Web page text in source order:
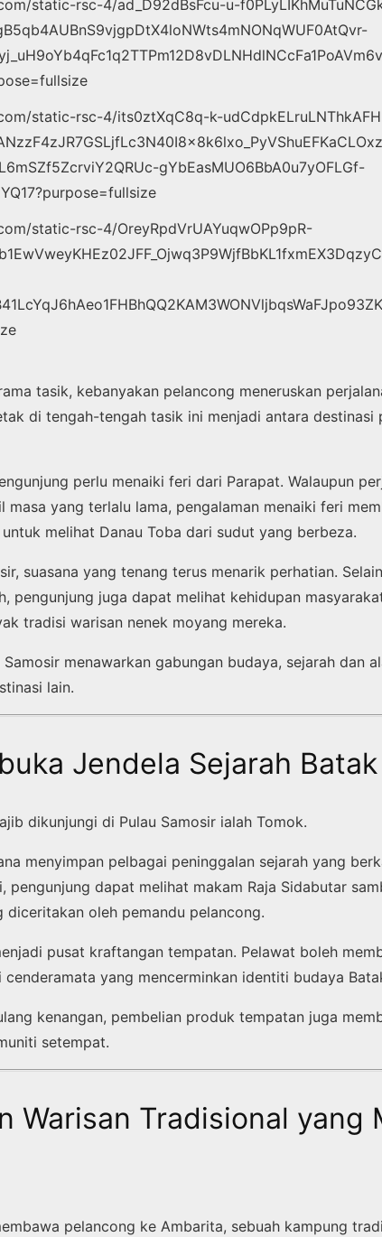
tasik, kebanyakan pelancong meneruskan
di tengah-tengah tasik ini menjadi antara destinasi
perlu menaiki feri dari Parapat. Walaupun
yang terlalu lama, pengalaman menaiki feri
melihat Danau Toba dari sudut yang berbeza.
suasana yang tenang terus menarik perhatian.
pengunjung juga dapat melihat kehidupan
tradisi warisan nenek moyang mereka.
menawarkan gabungan budaya, sejarah dan
lain.
Jendela Sejarah Batak
dikunjungi di Pulau Samosir ialah Tomok.
menyimpan pelbagai peninggalan sejarah yang
pengunjung dapat melihat makam Raja Sidabutar
diceritakan oleh pemandu pelancong.
pusat kraftangan tempatan. Pelawat boleh
yang mencerminkan identiti budaya
kenangan, pembelian produk tempatan juga
setempat.
Warisan Tradisional yang
pelancong ke Ambarita, sebuah kampung